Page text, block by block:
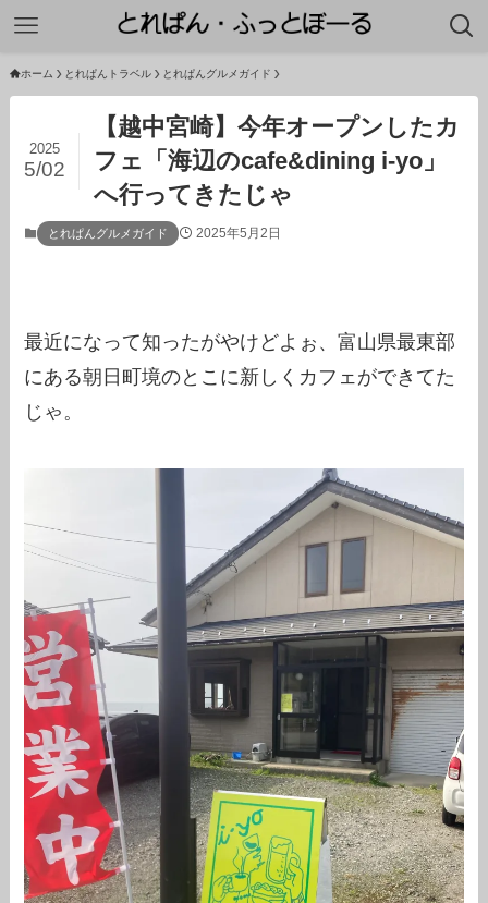
ホーム とれぱんトラベル とれぱんグルメガイド
【越中宮崎】今年オープンしたカ
フェ「海辺のcafe&dining i-yo」
へ行ってきたじゃ
2025
5/02
とれぱんグルメガイド 2025年5月2日
最近になって知ったがやけどよぉ、富山県最東部
にある朝日町境のとこに新しくカフェができてた
じゃ。